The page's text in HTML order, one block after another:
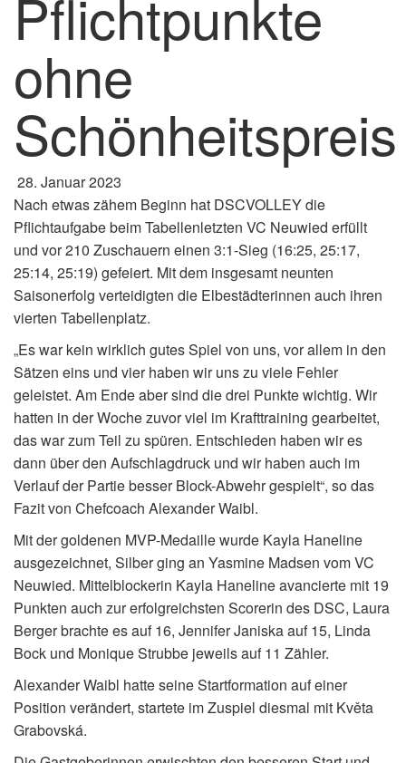
Pflichtpunkte
ohne
Schönheitspreis
28. Januar 2023
Nach etwas zähem Beginn hat DSCVOLLEY die
Pflichtaufgabe beim Tabellenletzten VC Neuwied erfüllt
und vor 210 Zuschauern einen 3:1-Sieg (16:25, 25:17,
25:14, 25:19) gefeiert. Mit dem insgesamt neunten
Saisonerfolg verteidigten die Elbestädterinnen auch ihren
vierten Tabellenplatz.
„Es war kein wirklich gutes Spiel von uns, vor allem in den
Sätzen eins und vier haben wir uns zu viele Fehler
geleistet. Am Ende aber sind die drei Punkte wichtig. Wir
hatten in der Woche zuvor viel im Krafttraining gearbeitet,
das war zum Teil zu spüren. Entschieden haben wir es
dann über den Aufschlagdruck und wir haben auch im
Verlauf der Partie besser Block-Abwehr gespielt“, so das
Fazit von Chefcoach Alexander Waibl.
Mit der goldenen MVP-Medaille wurde Kayla Haneline
ausgezeichnet, Silber ging an Yasmine Madsen vom VC
Neuwied. Mittelblockerin Kayla Haneline avancierte mit 19
Punkten auch zur erfolgreichsten Scorerin des DSC, Laura
Berger brachte es auf 16, Jennifer Janiska auf 15, Linda
Bock und Monique Strubbe jeweils auf 11 Zähler.
Alexander Waibl hatte seine Startformation auf einer
Position verändert, startete im Zuspiel diesmal mit Květa
Grabovská.